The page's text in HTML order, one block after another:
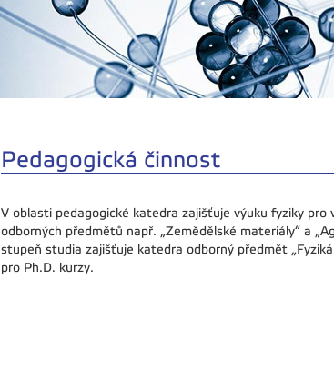
Pedagogická činnost
V oblasti pedagogické katedra zajišťuje výuku fyziky
odborných předmětů např. „Zemědělské materiály“ a
stupeň studia zajišťuje katedra odborný předmět
pro Ph.D. kurzy.